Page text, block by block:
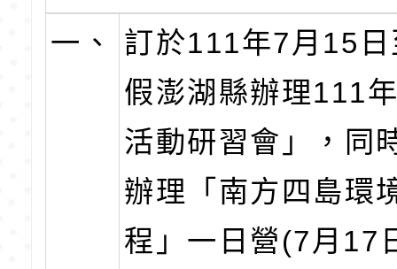
一、
訂於111年7月15
假澎湖縣辦理111
活動研習會」，同
辦理「南方四島環
程」一日營(7月17